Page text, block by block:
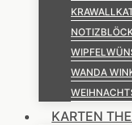
WANDA
KARTEN